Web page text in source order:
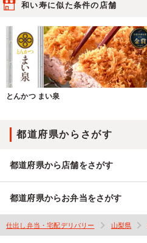
和い寿に似た条件の店舗
とんかつ まい泉
都道府県からさがす
都道府県から店舗をさがす
都道府県からお弁当をさがす
仕出し弁当・宅配デリバリー 山梨県